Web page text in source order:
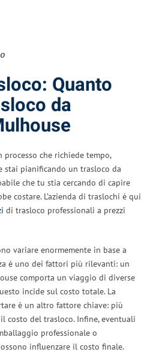
Quanto
da
processo che richiede tempo,
stai pianificando un trasloco da
che tu stia cercando di capire
costare. L’azienda di traslochi è qui
di trasloco professionali a prezzi
variare enormemente in base a
è uno dei fattori più rilevanti: un
comporta un viaggio di diverse
incide sul costo totale. La
è un altro fattore chiave: più
costo del trasloco. Infine, eventuali
professionale o
influenzare il costo finale.